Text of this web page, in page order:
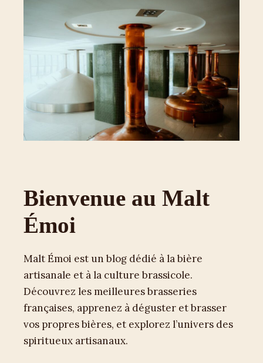
Bienvenue au Malt
Émoi
Malt Émoi est un blog dédié à la bière
artisanale et à la culture brassicole.
Découvrez les meilleures brasseries
françaises, apprenez à déguster et brasser
vos propres bières, et explorez l’univers des
spiritueux artisanaux.